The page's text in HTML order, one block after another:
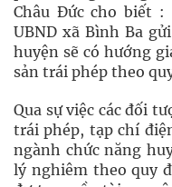
Châu Đức cho biết :
UBND xã Bình Ba
huyện sẽ có hướng
sản trái phép theo
Qua sự việc các đối
trái phép, tạp chí
ngành chức năng
lý nghiêm theo quy